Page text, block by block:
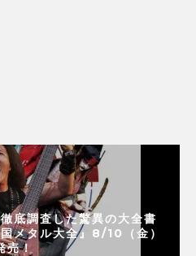
底調査した驚異の大全書
メタル大全』8/10（金）
売！